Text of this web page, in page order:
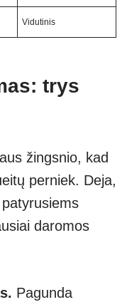
Vidutinis
trys
žingsnio, kad
perniek. Deja,
daromos
Pagunda